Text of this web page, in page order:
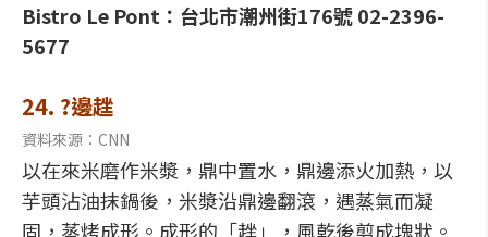
Bistro Le Pont：台北市潮州街176號 02-2396-
5677
24. ?邊趖
資料來源：CNN
以在來米磨作米漿，鼎中置水，鼎邊添火加熱，以
芋頭沾油抹鍋後，米漿沿鼎邊翻滾，遇蒸氣而凝
固，蒸烤成形。成形的「趖」，風乾後剪成塊狀。